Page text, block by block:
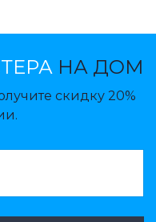
НА ДОМ
скидку 20%